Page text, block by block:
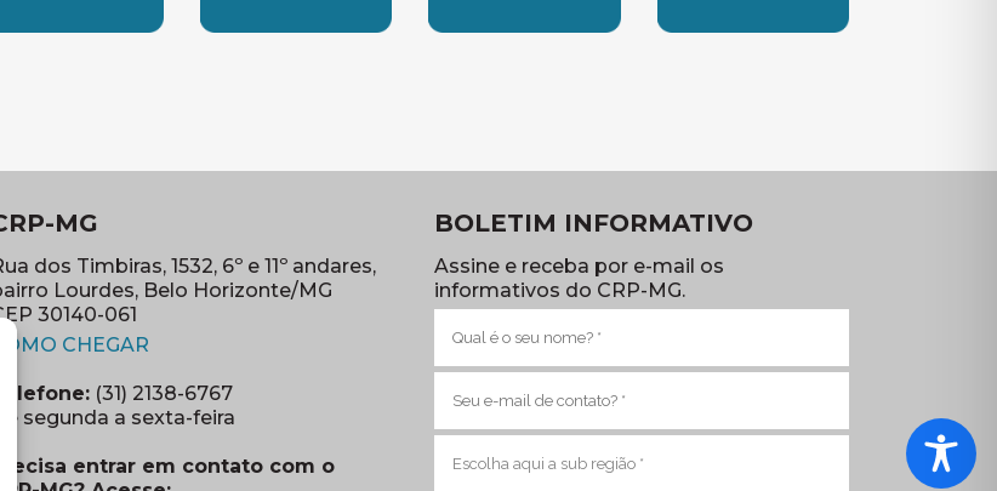
janela)
MG
dos Timbiras, 1532, 6º e 11º andares,
Lourdes, Belo Horizonte/MG
30140-061
COMO CHEGAR(abre em nova janela)
Telefone:(31) 2138-6767
De segunda a sexta-feira
Precisa entrar em contato com o
BOLETIM INFORMATIVO
Assine e receba por e-mail os
informativos do CRP-MG.
(obrigatório)
mail
(obrigatório)
região